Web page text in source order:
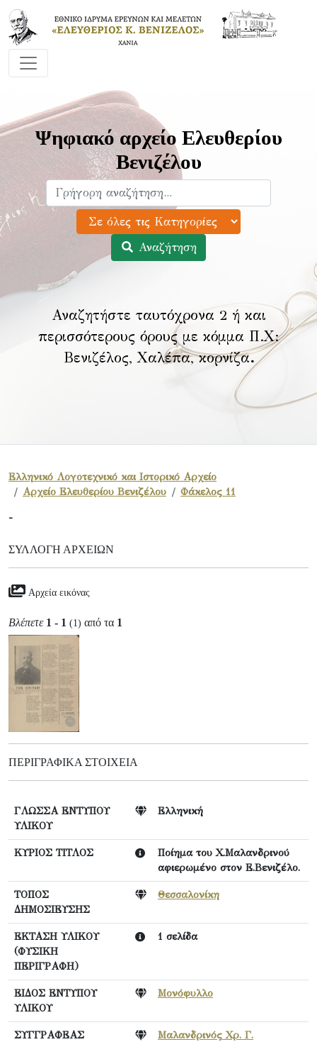
Ψηφιακό αρχείο Ελευθερίου
Βενιζέλου
Αναζήτηση
Αναζητήστε ταυτόχρονα 2 ή και
περισσότερους όρους με κόμμα Π.Χ:
Βενιζέλος, Χαλέπα, κορνίζα.
Ελληνικό Λογοτεχνικό και Ιστορικό Αρχείο
Αρχείο Ελευθερίου Βενιζέλου
Φάκελος 11
-
ΣΥΛΛΟΓΉ ΑΡΧΕΊΩΝ
Αρχεία εικόνας
Βλέπετε 1 - 1 (1) από τα 1
ΠΕΡΙΓΡΑΦΙΚΆ ΣΤΟΙΧΕΊΑ
ΓΛΩΣΣΑ ΕΝΤΥΠΟΥ
ΥΛΙΚΟΥ
Ελληνική
ΚΥΡΙΟΣ ΤΙΤΛΟΣ
Ποίημα του Χ.Μαλανδρινού
αφιερωμένο στον Ε.Βενιζέλο.
ΤΟΠΟΣ
ΔΗΜΟΣΙΕΥΣΗΣ
Θεσσαλονίκη
ΕΚΤΑΣΗ ΥΛΙΚΟΥ
(ΦΥΣΙΚΗ
ΠΕΡΙΓΡΑΦΗ)
1 σελίδα
ΕΙΔΟΣ ΕΝΤΥΠΟΥ
ΥΛΙΚΟΥ
Μονόφυλλο
ΣΥΓΓΡΑΦΕΑΣ Μαλανδρινός Χρ. Γ.